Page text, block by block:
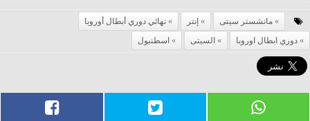
مانشستر سيتى إنتر
نهائي دوري أبطال أوروبا
دوري ابطال اوروبا
السيتى اسطنبول